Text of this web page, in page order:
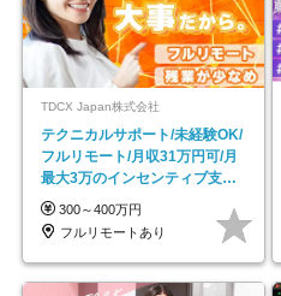
TDCX Japan株式会社
テクニカルサポート/未経験OK/
フルリモート/月収31万円可/月
最大3万のインセンティブ支給/
平均年齢33歳
300～400万円
フルリモートあり